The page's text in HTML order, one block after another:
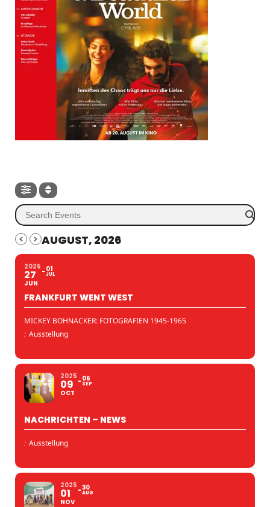
AUGUST, 2026
2025
27
JUN
01
JUL
FRANKFURT WENT WEST
MICKEY BOHNACKER: FOTOGRAFIEN 1945-1965
: Ausstellung
2025
09
OCT
06
SEP
NACHRICHTEN – NEWS
: Ausstellung
2025
01
NOV
30
AUG